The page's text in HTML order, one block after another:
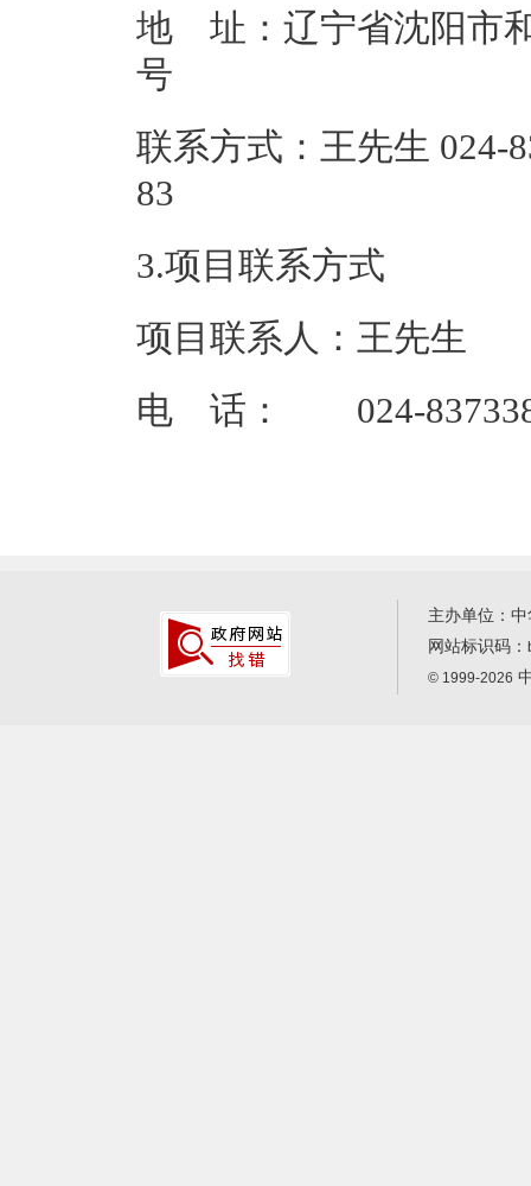
地 址：辽宁省沈阳市
联系方式：王先生 024-
3.项目联系方式
项目联系人：王先生
电 话： 024-
主办单位：
网站标识码：
© 1999-2026